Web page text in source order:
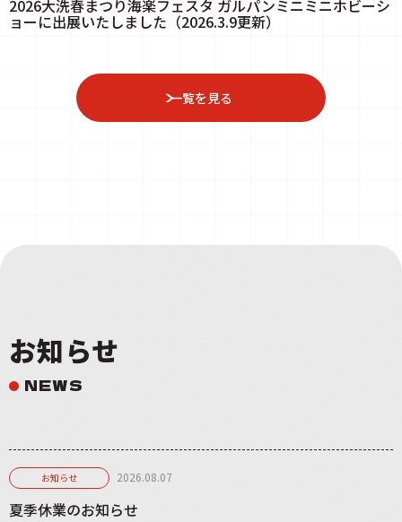
2026大洗春まつり海楽フェスタ ガルパンミニミニホビーシ
ョーに出展いたしました（2026.3.9更新）
一覧を見る
お知らせ
NEWS
お知らせ 2026.08.07
夏季休業のお知らせ